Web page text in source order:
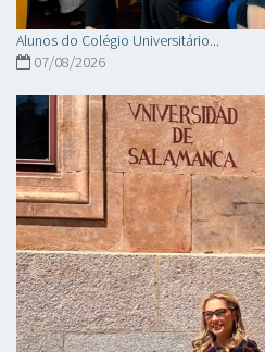
Alunos do Colégio Universitário...
07/08/2026